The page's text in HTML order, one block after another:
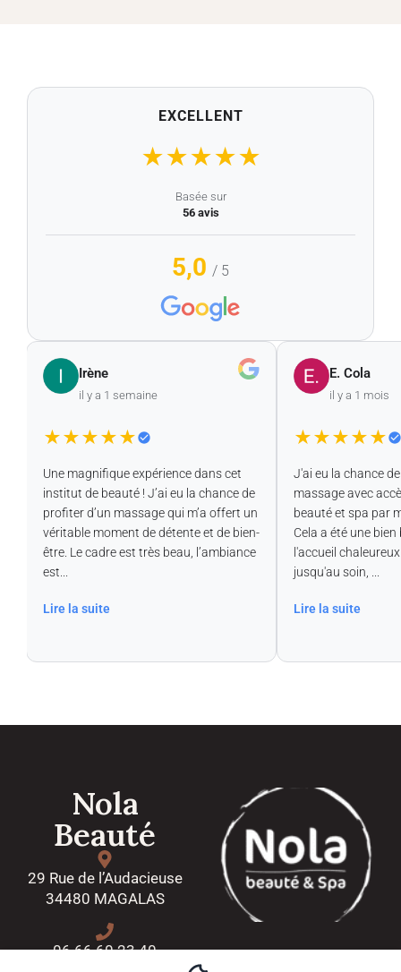
EXCELLENT
★★★★★
Basée sur
56 avis
5,0 / 5
Irène
il y a 1 semaine
★★★★★
Une magnifique expérience dans cet
institut de beauté ! J’ai eu la chance de
profiter d’un massage qui m’a offert un
véritable moment de détente et de bien-
être. Le cadre est très beau, l’ambiance
est...
Lire la suite
E. Cola
il y a 1 mois
★★★★★
J'ai eu la chance de
massage avec
beauté et spa par
Cela a été une bien
l'accueil chaleureux
jusqu'au soin, ...
Lire la suite
Nola
Beauté
29 Rue de l’Audacieuse
34480 MAGALAS
06 66 60 23 40